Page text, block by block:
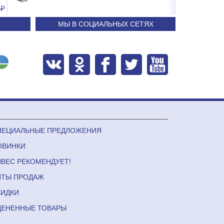
МЫ В СОЦИАЛЬНЫХ СЕТЯХ
ПРЕДЛОЖЕНИЯ
РЕКОМЕНДУЕТ!
ПРОДАЖ
ТОВАРЫ